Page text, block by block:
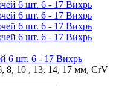
6 шт. 6 - 17 Вихрь
8, 10 , 13, 14, 17 мм, CrV